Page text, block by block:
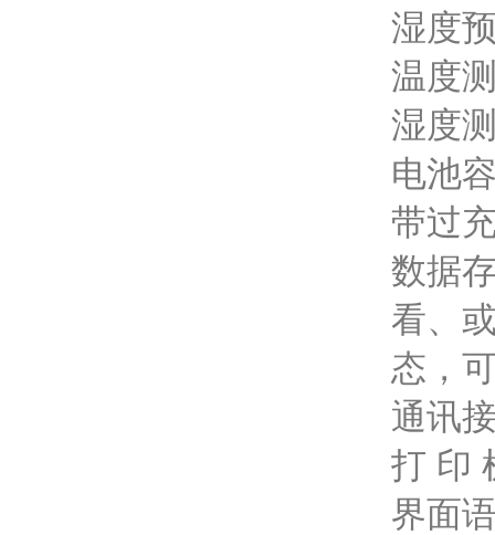
湿度
温度
湿度
电池
带过
数据
看、
态，
通讯
打 印
界面